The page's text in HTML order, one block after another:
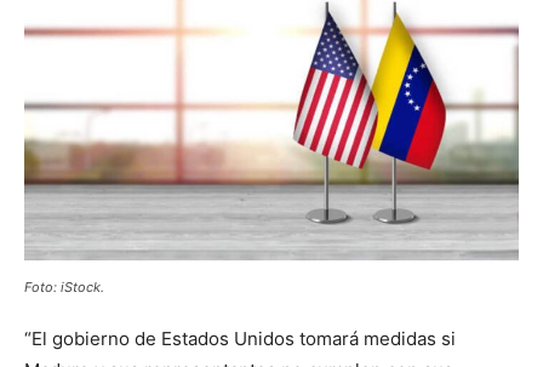
Foto: iStock.
“El gobierno de Estados Unidos tomará medidas si